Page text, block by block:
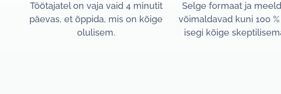
Töötajatel on vaja vaid 4 minutit
päevas, et õppida, mis on kõige
olulisem.
Selge formaat ja
võimaldavad kuni 100
isegi kõige